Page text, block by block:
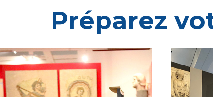
Préparez